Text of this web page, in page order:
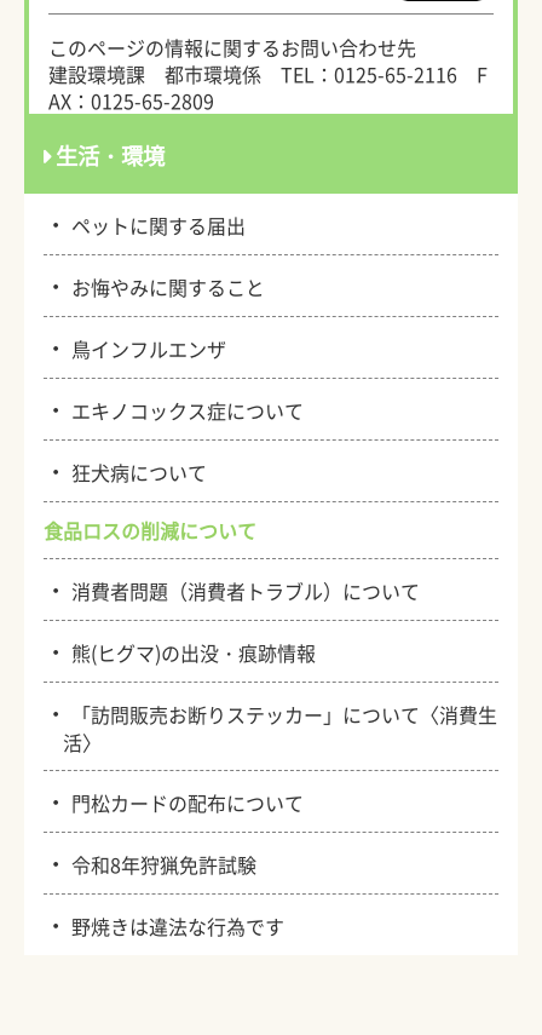
このページの情報に関するお問い合わせ先
建設環境課 都市環境係
TEL：0125-65-2116
F
AX：0125-65-2809
生活・環境
・ ペットに関する届出
・ お悔やみに関すること
・ 鳥インフルエンザ
・ エキノコックス症について
・ 狂犬病について
食品ロスの削減について
・ 消費者問題（消費者トラブル）について
・ 熊(ヒグマ)の出没・痕跡情報
・
「訪問販売お断りステッカー」について〈消費生
活〉
・ 門松カードの配布について
・令和8年狩猟免許試験
・ 野焼きは違法な行為です